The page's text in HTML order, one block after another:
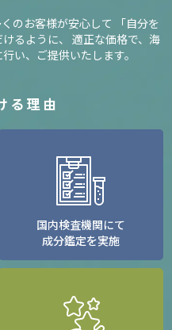
のお客様が安心して
「自分を
るように、
適正な価格で、海
い、ご提供いたします。
る理由
国内検査機関にて
成分鑑定を実施